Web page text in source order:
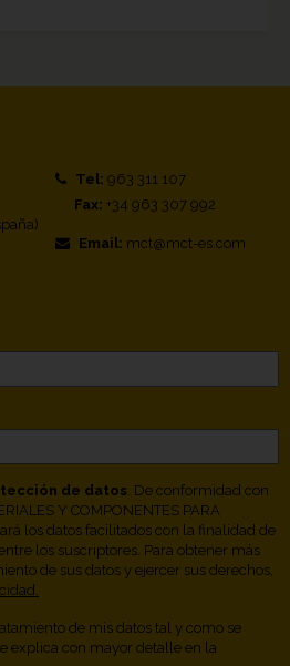
Tel: 963 311 107
Fax: +34 963 307 992
Email: mct@mct-es.com
de datos . De conformidad con
Y COMPONENTES PARA
los datos facilitados con la finalidad de
los suscriptores. Para obtener más
de sus datos y ejercer sus derechos,
de mis datos tal y como se
explica con mayor detalle en la